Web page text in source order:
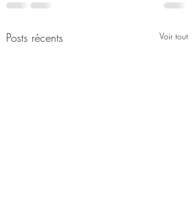
Posts récents Voir tout